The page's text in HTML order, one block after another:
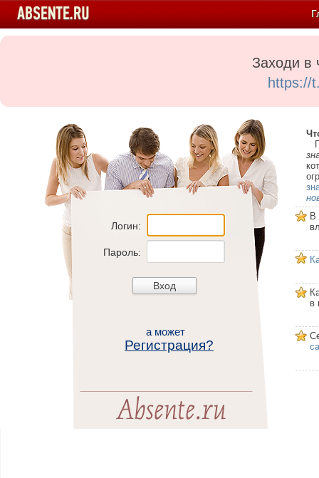
Заходи в
https://
Логин:
Пароль:
а может
Регистрация?
В
в